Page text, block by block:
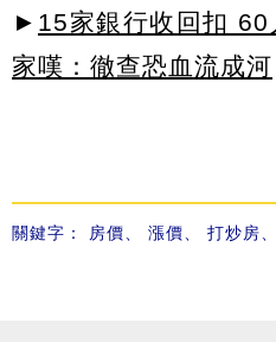
► 15家銀行收回扣
家嘆：徹查恐血流成河
關鍵字： 房價、 漲價、 打炒房、